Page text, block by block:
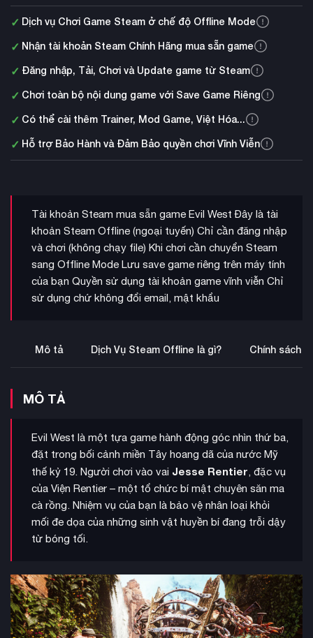
✓ Dịch vụ Chơi Game Steam ở chế độ Offline Mode
✓ Nhận tài khoản Steam Chính Hãng mua sẵn game
✓ Đăng nhập, Tải, Chơi và Update game từ Steam
✓ Chơi toàn bộ nội dung game với Save Game Riêng
✓ Có thể cài thêm Trainer, Mod Game, Việt Hóa...
✓ Hỗ trợ Bảo Hành và Đảm Bảo quyền chơi Vĩnh Viễn
Tài khoản Steam mua sẵn game Evil West Đây là tài
khoản Steam Offline (ngoại tuyến) Chỉ cần đăng nhập
và chơi (không chạy file) Khi chơi cần chuyển Steam
sang Offline Mode Lưu save game riêng trên máy tính
của bạn Quyền sử dụng tài khoản game vĩnh viễn Chỉ
sử dụng chứ không đổi email, mật khẩu
Mô tả Dịch Vụ Steam Offline là gì? Chính sách
MÔ TẢ
Evil West là một tựa game hành động góc nhìn thứ ba,
đặt trong bối cảnh miền Tây hoang dã của nước Mỹ
thế kỷ 19. Người chơi vào vai Jesse Rentier, đặc vụ
của Viện Rentier – một tổ chức bí mật chuyên săn ma
cà rồng. Nhiệm vụ của bạn là bảo vệ nhân loại khỏi
mối đe dọa của những sinh vật huyền bí đang trỗi dậy
từ bóng tối.